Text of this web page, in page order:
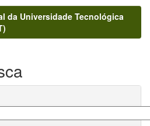
da Universidade Tecnológica